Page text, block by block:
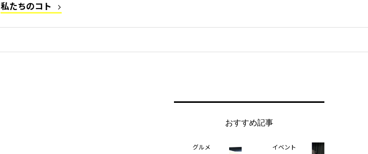
私たちのコト
おすすめ記事
グルメ イベント